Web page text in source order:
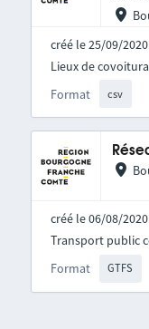
créé le 25/09/2020
Format csv
Lieux de
créé le 06/08/2020
Format GTFS
Transport public